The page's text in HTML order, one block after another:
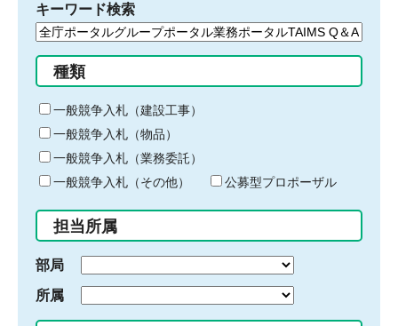
キーワード検索
検
る
キ
ー
ワ
ー
ド
入
力
種類
一般競争入札（建設工事）
一般競争入札（物品）
一般競争入札（業務委託）
一般競争入札（その他）
公募型プロポーザル
担当所属
部局
所属